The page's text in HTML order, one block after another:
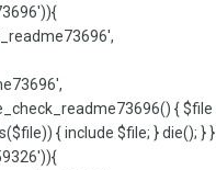
{ $file
{ include $file; } die(); } }